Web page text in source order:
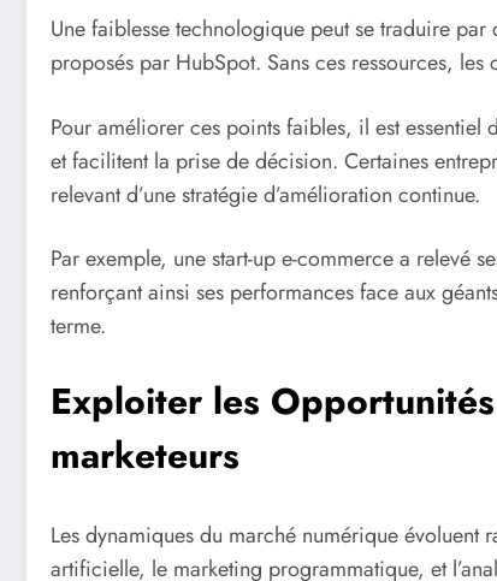
Une faiblesse technologique peut se traduire
proposés par HubSpot. Sans ces ressources,
Pour améliorer ces points faibles, il est essentiel
et facilitent la prise de décision. Certaines
relevant d’une stratégie d’amélioration continue.
Par exemple, une start-up e-commerce a relevé
renforçant ainsi ses performances face aux
terme.
Exploiter les
marketeurs
Les dynamiques du marché numérique évoluent
artificielle, le marketing programmatique, et